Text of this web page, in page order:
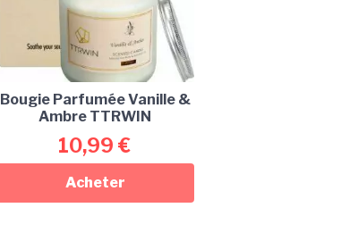
Bougie Parfumée Vanille &
Ambre TTRWIN
10,99 €
Acheter